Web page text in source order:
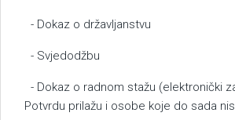
- Dokaz o državljanstvu
- Svjedodžbu
- Dokaz o radnom stažu (elektronički
Potvrdu prilažu i osobe koje do sada